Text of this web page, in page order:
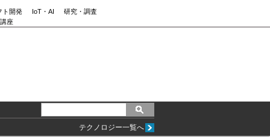
ト開発 IoT・AI
研究・調査
座
テクノロジー一覧へ